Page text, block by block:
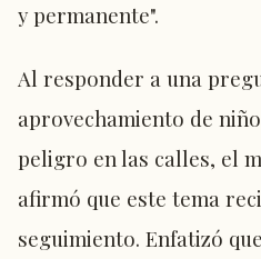
y permanente".
Al responder a una
aprovechamiento de
peligro en las calles, el
afirmó que este tema
seguimiento. Enfatizó